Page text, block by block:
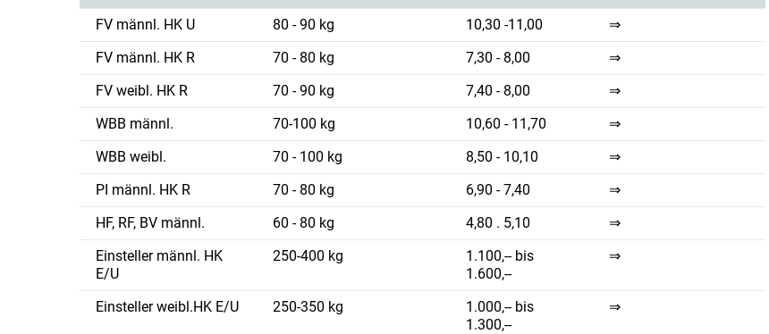
Skip to main content
FV männl. HK U
80 - 90 kg 10,30 -11,00
⇒
FV männl. HK R
70 - 80 kg 7,30 - 8,00
⇒
FV weibl. HK R
70 - 90 kg 7,40 - 8,00
⇒
WBB männl.
70-100 kg 10,60 - 11,70
⇒
WBB weibl.
70 - 100 kg 8,50 - 10,10
⇒
PI männl. HK R
70 - 80 kg 6,90 - 7,40
⇒
HF, RF, BV männl.
60 - 80 kg 4,80 . 5,10
⇒
Einsteller männl. HK
E/U
250-400 kg
1.100,-- bis
1.600,--
⇒
Einsteller weibl.HK E/U 250-350 kg
1.000,-- bis
1.300,--
⇒